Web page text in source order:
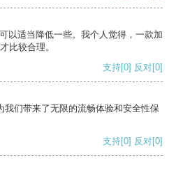
以适当降低一些。我个人觉得，一款加
比较合理。
支持[0] 反对[0]
们带来了无限的流畅体验和安全性保
支持[0] 反对[0]